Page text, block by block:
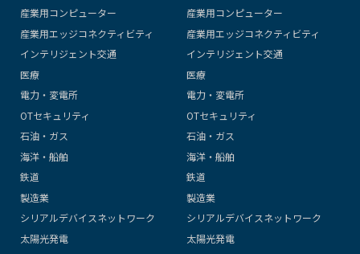
産業用コンピューター
産業用エッジコネクティビティ
インテリジェント交通
医療
電力・変電所
OTセキュリティ
石油・ガス
海洋・船舶
鉄道
製造業
シリアルデバイスネットワーク
太陽光発電
産業用コンピューター
産業用エッジコネクティビティ
インテリジェント交通
医療
電力・変電所
OTセキュリティ
石油・ガス
海洋・船舶
鉄道
製造業
シリアルデバイスネットワーク
太陽光発電